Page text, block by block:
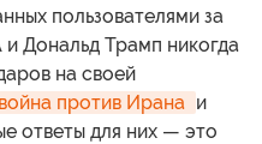
пользователями за
Дональд Трамп никогда
на своей
против Ирана и
ответы для них — это